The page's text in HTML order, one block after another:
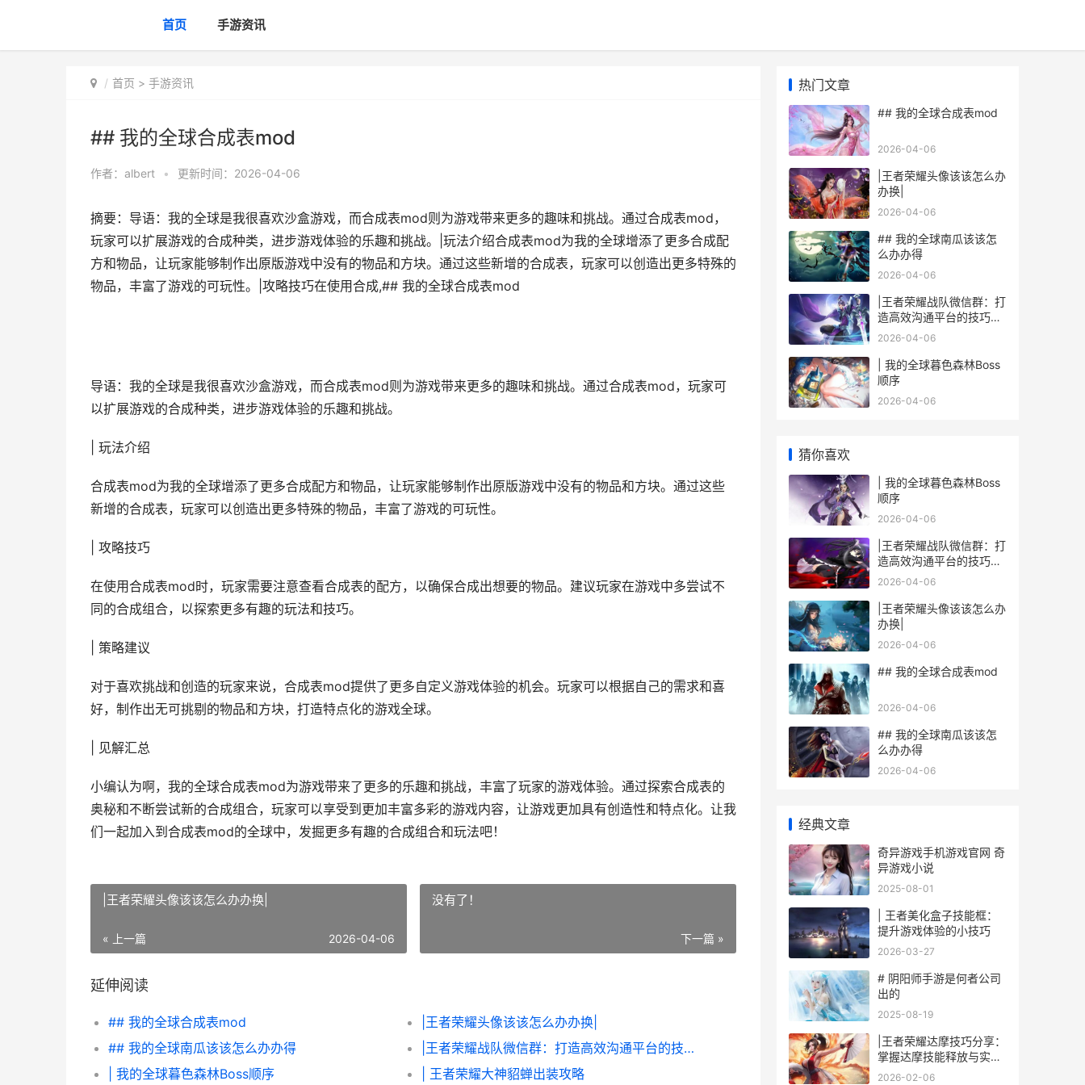
首页 手游资讯
首页 > 手游资讯
## 我的全球合成表mod
作者： albert • 更新时间：2026-04-06
摘要：导语：我的全球是我很喜欢沙盒游戏，而合成表mod则为游戏带来更多的趣味和挑战。通过合成表mod，
玩家可以扩展游戏的合成种类，进步游戏体验的乐趣和挑战。|玩法介绍合成表mod为我的全球增添了更多合成配
方和物品，让玩家能够制作出原版游戏中没有的物品和方块。通过这些新增的合成表，玩家可以创造出更多特殊的
物品，丰富了游戏的可玩性。|攻略技巧在使用合成,## 我的全球合成表mod
导语：我的全球是我很喜欢沙盒游戏，而合成表mod则为游戏带来更多的趣味和挑战。通过合成表mod，玩家可
以扩展游戏的合成种类，进步游戏体验的乐趣和挑战。
| 玩法介绍
合成表mod为我的全球增添了更多合成配方和物品，让玩家能够制作出原版游戏中没有的物品和方块。通过这些
新增的合成表，玩家可以创造出更多特殊的物品，丰富了游戏的可玩性。
| 攻略技巧
在使用合成表mod时，玩家需要注意查看合成表的配方，以确保合成出想要的物品。建议玩家在游戏中多尝试不
同的合成组合，以探索更多有趣的玩法和技巧。
| 策略建议
对于喜欢挑战和创造的玩家来说，合成表mod提供了更多自定义游戏体验的机会。玩家可以根据自己的需求和喜
好，制作出无可挑剔的物品和方块，打造特点化的游戏全球。
| 见解汇总
小编认为啊，我的全球合成表mod为游戏带来了更多的乐趣和挑战，丰富了玩家的游戏体验。通过探索合成表的
奥秘和不断尝试新的合成组合，玩家可以享受到更加丰富多彩的游戏内容，让游戏更加具有创造性和特点化。让我
们一起加入到合成表mod的全球中，发掘更多有趣的合成组合和玩法吧！
|王者荣耀头像该该怎么办办换|
« 上一篇 2026-04-06
没有了！
下一篇 »
延伸阅读
## 我的全球合成表mod
|王者荣耀头像该该怎么办办换|
## 我的全球南瓜该该怎么办办得
|王者荣耀战队微信群：打造高效沟通平台的技巧与玩法|
| 我的全球暮色森林Boss顺序
| 王者荣耀大神貂蝉出装攻略
热门文章
## 我的全球合成表mod
2026-04-06
|王者荣耀头像该该怎么办
办换|
2026-04-06
## 我的全球南瓜该该怎
么办办得
2026-04-06
|王者荣耀战队微信群：打
造高效沟通平台的技巧与
玩法|
2026-04-06
| 我的全球暮色森林Boss
顺序
2026-04-06
猜你喜欢
| 我的全球暮色森林Boss
顺序
2026-04-06
|王者荣耀战队微信群：打
造高效沟通平台的技巧与
玩法|
2026-04-06
|王者荣耀头像该该怎么办
办换|
2026-04-06
## 我的全球合成表mod
2026-04-06
## 我的全球南瓜该该怎
么办办得
2026-04-06
经典文章
奇异游戏手机游戏官网 奇
异游戏小说
2025-08-01
| 王者美化盒子技能框：
提升游戏体验的小技巧
2026-03-27
# 阴阳师手游是何者公司
出的
2025-08-19
|王者荣耀达摩技巧分享：
掌握达摩技能释放与实战
技巧，助你轻松翻盘|
2026-02-06